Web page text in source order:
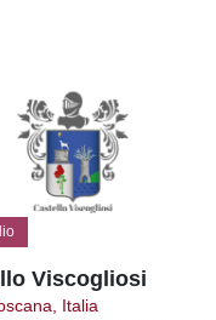
Viscogliosi
Italia